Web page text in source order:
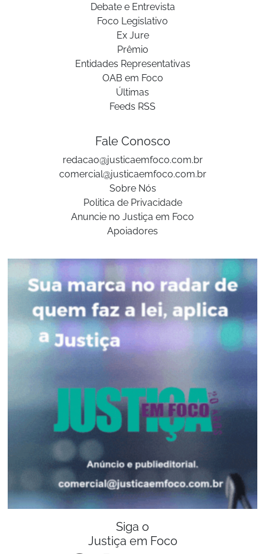
Debate e Entrevista
Foco Legislativo
Ex Jure
Prêmio
Entidades Representativas
OAB em Foco
Últimas
Feeds RSS
Fale Conosco
redacao@justicaemfoco.com.br
comercial@justicaemfoco.com.br
Sobre Nós
Politica de Privacidade
Anuncie no Justiça em Foco
Apoiadores
Siga o
Justiça em Foco